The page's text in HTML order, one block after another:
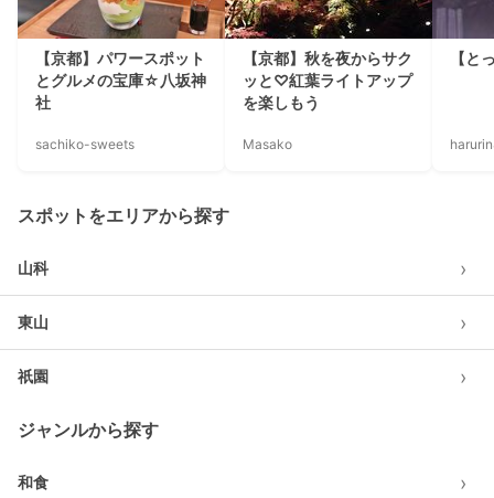
【京都】パワースポット
とグルメの宝庫☆八坂神
社
sachiko-sweets
【京都】秋を夜からサク
ッと♡紅葉ライトアップ
を楽しもう
Masako
【と
スポットをエリアから探す
山科 ›
東山 ›
祇園 ›
ジャンルから探す
和食 ›